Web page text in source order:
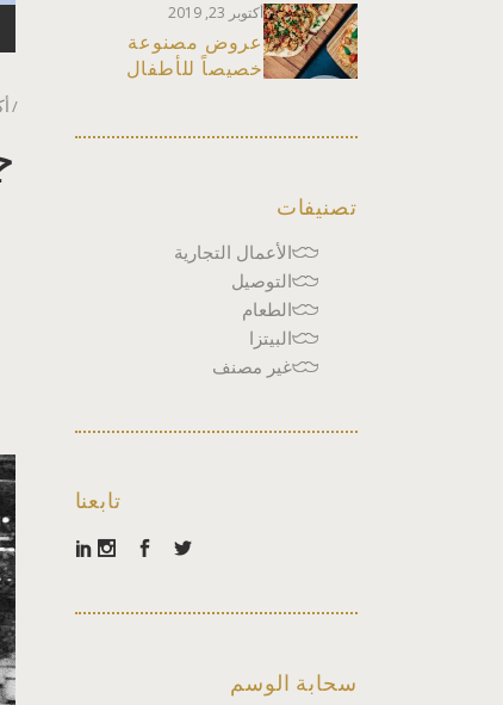
أكتوبر 23, 2019
عروض مصنوعة
خصيصاً للأطفال
تصنيفات
الأعمال التجارية
التوصيل
الطعام
البيتزا
غير مصنف
تابعنا
سحابة الوسم